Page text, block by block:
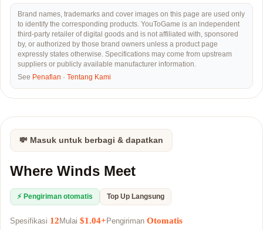
Brand names, trademarks and cover images on this page are used only
to identify the corresponding products. YouToGame is an independent
third-party retailer of digital goods and is not affiliated with, sponsored
by, or authorized by those brand owners unless a product page
expressly states otherwise. Specifications may come from upstream
suppliers or publicly available manufacturer information.
See Penafian · Tentang Kami
💸 Masuk untuk berbagi & dapatkan
Where Winds Meet
⚡ Pengiriman otomatis Top Up Langsung
Spesifikasi 12 Mulai $1.04+ Pengiriman Otomatis